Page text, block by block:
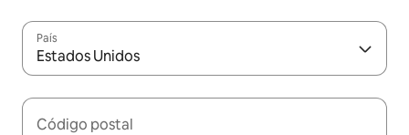
País
Estados Unidos
Código postal